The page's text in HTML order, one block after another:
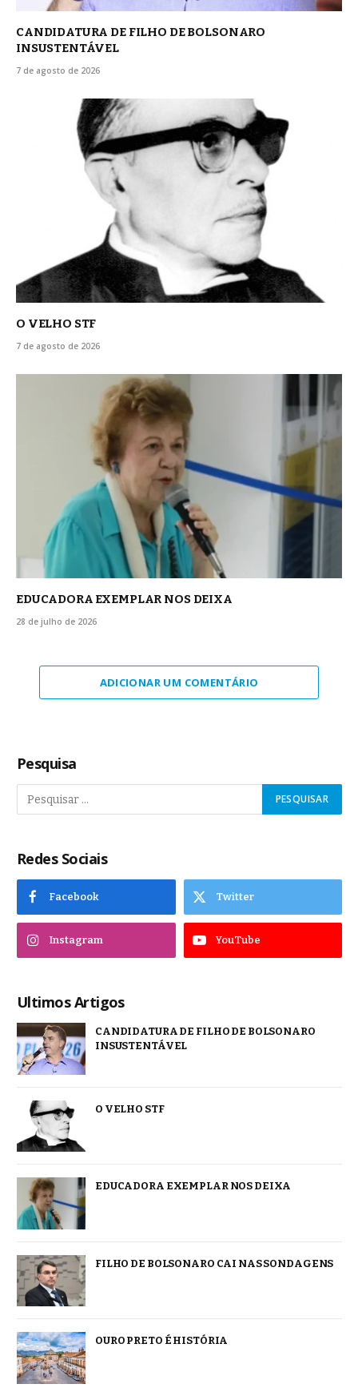
CANDIDATURA DE FILHO DE BOLSONARO
INSUSTENTÁVEL
7 de agosto de 2026
O VELHO STF
7 de agosto de 2026
EDUCADORA EXEMPLAR NOS DEIXA
28 de julho de 2026
ADICIONAR UM COMENTÁRIO
Pesquisa
Redes Sociais
Facebook Twitter
Instagram YouTube
Ultimos Artigos
CANDIDATURA DE FILHO DE BOLSONARO
INSUSTENTÁVEL
O VELHO STF
EDUCADORA EXEMPLAR NOS DEIXA
FILHO DE BOLSONARO CAI NAS SONDAGENS
OURO PRETO É HISTÓRIA